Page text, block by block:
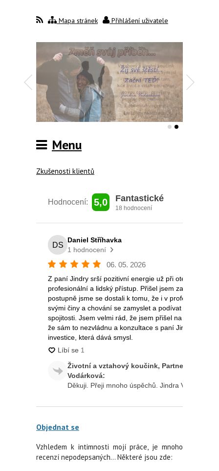
Mapa stránek Přihlášení uživatele
Menu
Zkušenosti klientů
Objednat se
Vzhledem k intimnosti mojí práce, je mnoho
recenzí nepodepsaných... Některé jsou zde: